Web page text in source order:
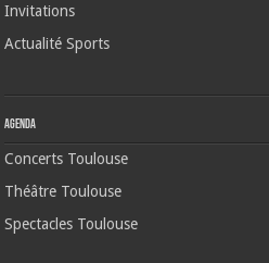
Invitations
Actualité Sports
Agenda
Concerts Toulouse
Théâtre Toulouse
Spectacles Toulouse